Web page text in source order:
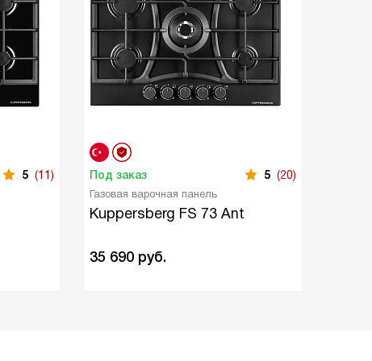
5 (11) Под заказ 5 (20)
Газовая варочная панель
Kuppersberg FS 73 Ant
35 690 руб.